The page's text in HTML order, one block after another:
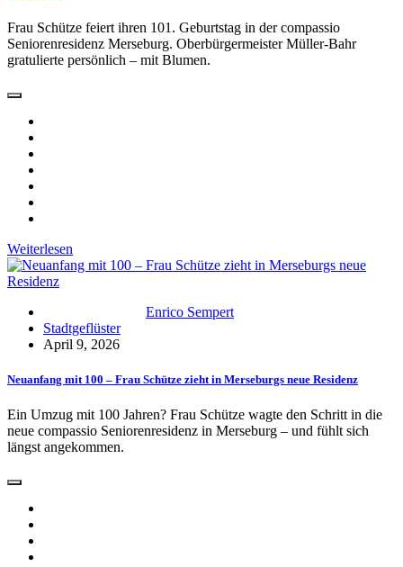
Frau Schütze feiert ihren 101. Geburtstag in der compassio
Seniorenresidenz Merseburg. Oberbürgermeister Müller-Bahr
gratulierte persönlich – mit Blumen.
Weiterlesen
Enrico Sempert
Stadtgeflüster
April 9, 2026
Neuanfang mit 100 – Frau Schütze zieht in Merseburgs neue Residenz
Ein Umzug mit 100 Jahren? Frau Schütze wagte den Schritt in die
neue compassio Seniorenresidenz in Merseburg – und fühlt sich
längst angekommen.